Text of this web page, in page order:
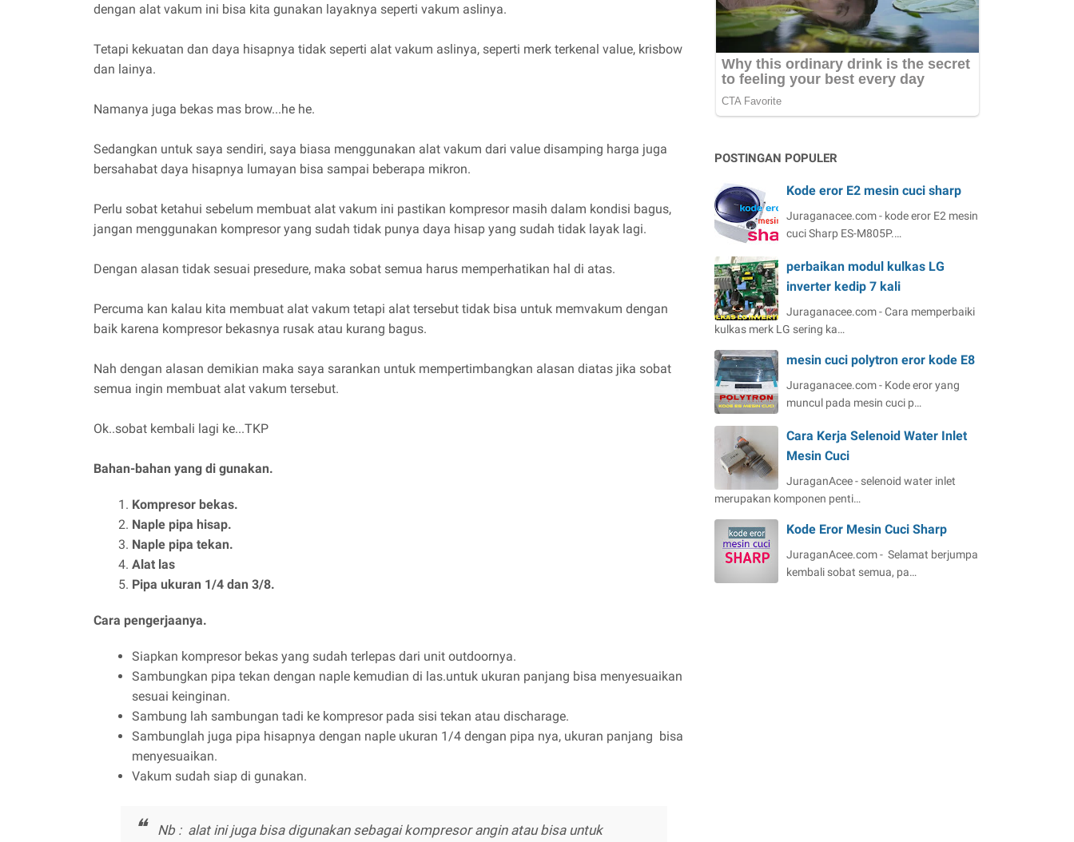
dengan alat vakum ini bisa kita gunakan layaknya seperti vakum aslinya.
Tetapi kekuatan dan daya hisapnya tidak seperti alat vakum aslinya, seperti merk terkenal value, krisbow
dan lainya.
Namanya juga bekas mas brow...he he.
Sedangkan untuk saya sendiri, saya biasa menggunakan alat vakum dari value disamping harga juga
bersahabat daya hisapnya lumayan bisa sampai beberapa mikron.
Perlu sobat ketahui sebelum membuat alat vakum ini pastikan kompresor masih dalam kondisi bagus,
jangan menggunakan kompresor yang sudah tidak punya daya hisap yang sudah tidak layak lagi.
Dengan alasan tidak sesuai presedure, maka sobat semua harus memperhatikan hal di atas.
Percuma kan kalau kita membuat alat vakum tetapi alat tersebut tidak bisa untuk memvakum dengan
baik karena kompresor bekasnya rusak atau kurang bagus.
Nah dengan alasan demikian maka saya sarankan untuk mempertimbangkan alasan diatas jika sobat
semua ingin membuat alat vakum tersebut.
Ok..sobat kembali lagi ke...TKP
Bahan-bahan yang di gunakan.
Kompresor bekas.
Naple pipa hisap.
Naple pipa tekan.
Alat las
Pipa ukuran 1/4 dan 3/8.
Cara pengerjaanya.
Siapkan kompresor bekas yang sudah terlepas dari unit outdoornya.
Sambungkan pipa tekan dengan naple kemudian di las.untuk ukuran panjang bisa menyesuaikan
sesuai keinginan.
Sambung lah sambungan tadi ke kompresor pada sisi tekan atau discharage.
Sambunglah juga pipa hisapnya dengan naple ukuran 1/4 dengan pipa nya, ukuran panjang bisa
menyesuaikan.
Vakum sudah siap di gunakan.
Nb : alat ini juga bisa digunakan sebagai kompresor angin atau bisa untuk
POSTINGAN POPULER
Kode eror E2 mesin cuci sharp
Juraganacee.com - kode eror E2 mesin
cuci Sharp ES-M805P.…
perbaikan modul kulkas LG
inverter kedip 7 kali
Juraganacee.com - Cara memperbaiki
kulkas merk LG sering ka…
mesin cuci polytron eror kode E8
Juraganacee.com - Kode eror yang
muncul pada mesin cuci p…
Cara Kerja Selenoid Water Inlet
Mesin Cuci
JuraganAcee - selenoid water inlet
merupakan komponen penti…
Kode Eror Mesin Cuci Sharp
JuraganAcee.com - Selamat berjumpa
kembali sobat semua, pa…